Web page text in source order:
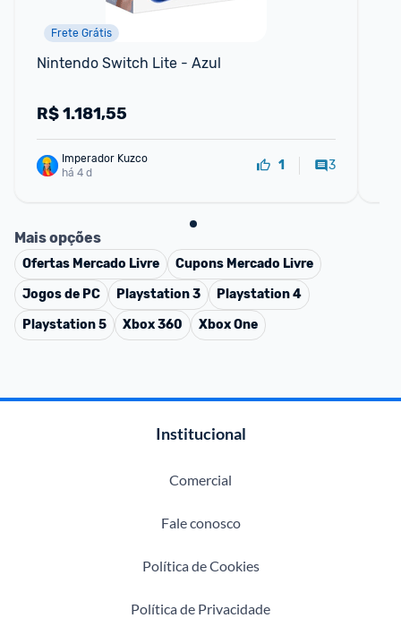
Frete Grátis
Nintendo Switch Lite - Azul
R$1.181,55
Imperador Kuzco
há 4 d
1 3
Mais opções
Ofertas Mercado Livre Cupons Mercado Livre
Jogos de PC
Playstation 3
Playstation 4
Playstation 5
Xbox 360 Xbox One
Institucional
Comercial
Fale conosco
Política de Cookies
Política de Privacidade